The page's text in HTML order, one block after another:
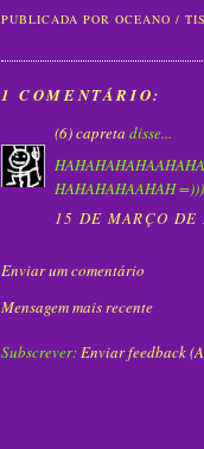
PUBLICADA POROCEANO /
1 COMENTÁRIO:
(6) capreta disse...
HAHAHAHAAHAH =)))
15 DE MARÇO
Enviar um comentário
Mensagem mais recente
Subscrever:Enviar feedback